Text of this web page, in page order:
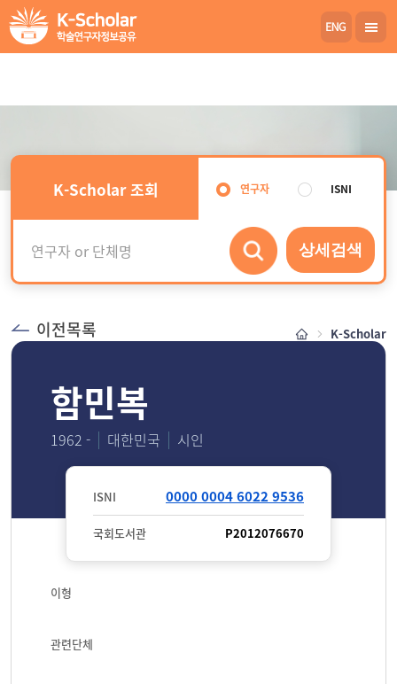
K-Scholar 조회 연구자 ISNI
상세검색
이전목록 K-Scholar
함민복
1962 - 대한민국 시인
ISNI 0000 0004 6022 9536
국회도서관 P2012076670
이형
관련단체